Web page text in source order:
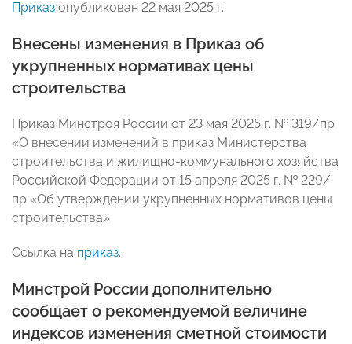
Приказ опубликован 22 мая 2025 г.
Внесены изменения в Приказ об
укрупненных нормативах цены
строительства
Приказ Минстроя России от 23 мая 2025 г. № 319/пр
«О внесении изменений в приказ Министерства
строительства и жилищно-коммунального хозяйства
Российской Федерации от 15 апреля 2025 г. № 229/
пр «Об утверждении укрупненных нормативов цены
строительства»
Ссылка на приказ.
Минстрой России дополнительно
сообщает о рекомендуемой величине
индексов изменения сметной стоимости